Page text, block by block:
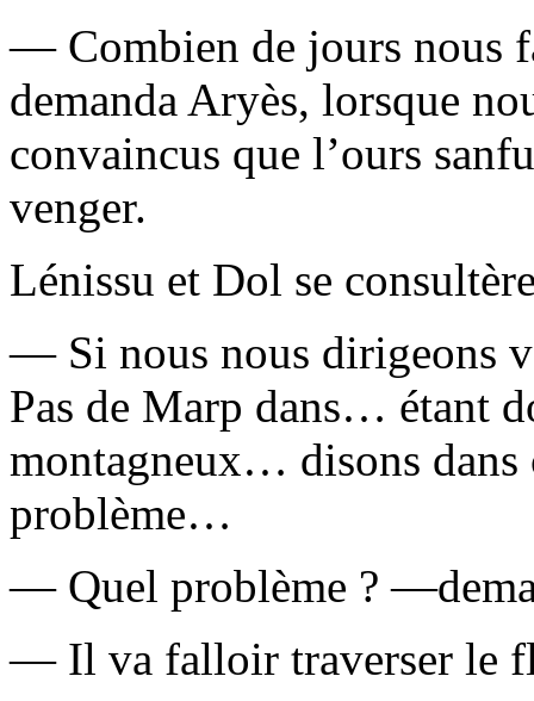
— Combien de jours nous
demanda Aryès, lorsque
convaincus que l’ours
venger.
Lénissu et Dol se
— Si nous nous dirigeons
Pas de Marp dans… étant
montagneux… disons
problème…
— Quel problème ?
— Il va falloir traverser le